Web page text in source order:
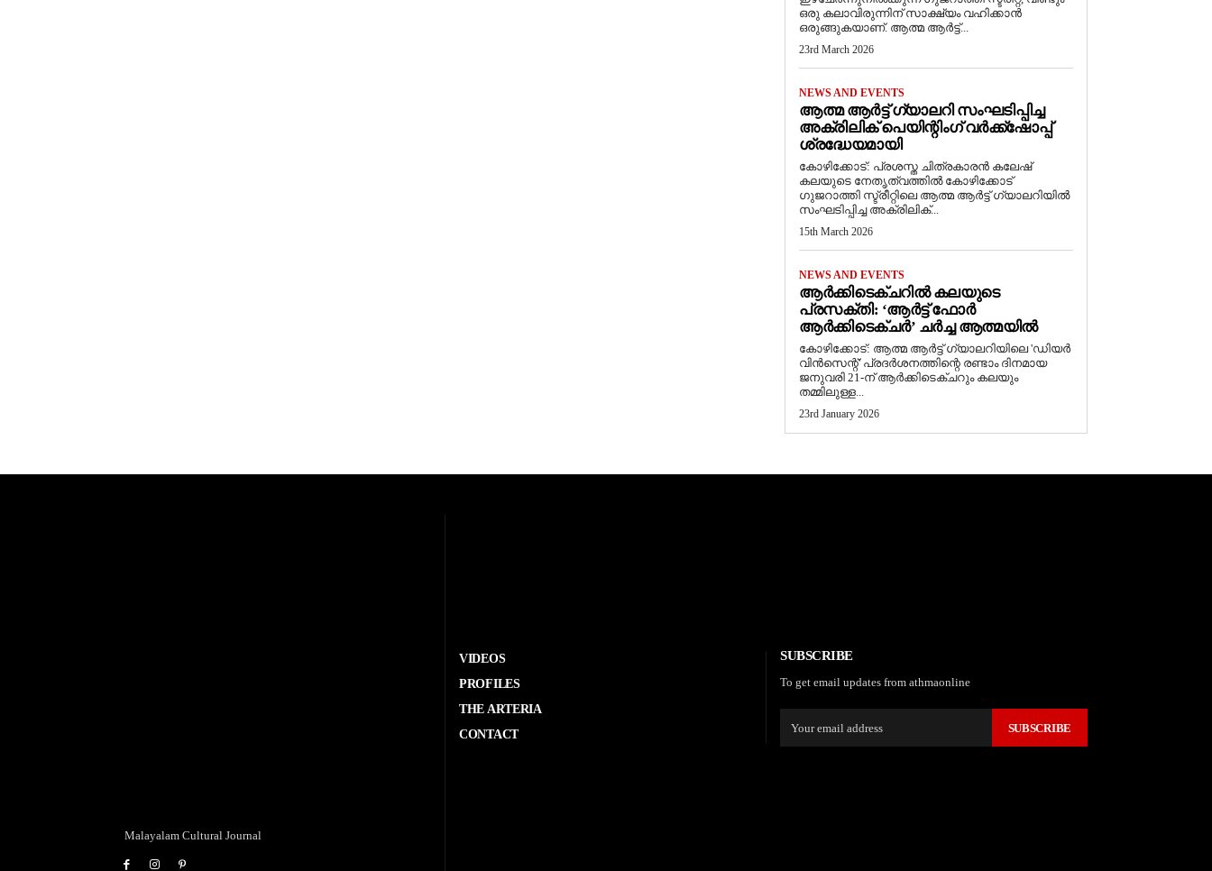
ഒരു കലാവിരുന്നിന് സാക്ഷ്യം വഹിക്കാൻ
ഒരുങ്ങുകയാണ്. ആത്മ ആർട്ട്...
23rd March 2026
NEWS AND EVENTS
ആത്മ ആർട്ട് ഗ്യാലറി സംഘടിപ്പിച്ച
അക്രിലിക് പെയിന്റിംഗ് വർക്ക്‌ഷോപ്പ്
ശ്രദ്ധേയമായി
കോഴിക്കോട്: പ്രശസ്ത ചിത്രകാരൻ കലേഷ്
കലയുടെ നേതൃത്വത്തിൽ കോഴിക്കോട്
ഗുജറാത്തി സ്ട്രീറ്റിലെ ആത്മ ആർട്ട് ഗ്യാലറിയിൽ
സംഘടിപ്പിച്ച അക്രിലിക്...
15th March 2026
NEWS AND EVENTS
ആർക്കിടെക്ചറിൽ കലയുടെ
പ്രസക്തി: ‘ആർട്ട് ഫോർ
ആർക്കിടെക്ചർ’ ചർച്ച ആത്മയിൽ
​കോഴിക്കോട്: ആത്മ ആർട്ട് ഗ്യാലറിയിലെ 'ഡിയർ
വിൻസെന്റ്' പ്രദർശനത്തിന്റെ രണ്ടാം ദിനമായ
ജനുവരി 21-ന് ആർക്കിടെക്ചറും കലയും
തമ്മിലുള്ള...
23rd January 2026
Malayalam Cultural Journal
VIDEOS
PROFILES
THE ARTERIA
CONTACT
SUBSCRIBE
To get email updates from athmaonline
SUBSCRIBE